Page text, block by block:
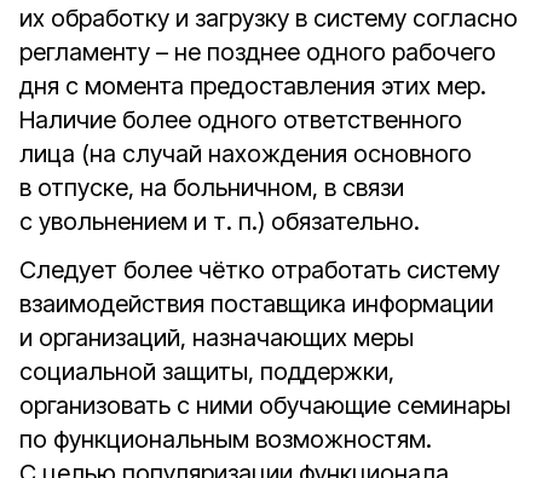
их обработку и загрузку в систему согласно
регламенту – не позднее одного рабочего
дня с момента предоставления этих мер.
Наличие более одного ответственного
лица (на случай нахождения основного
в отпуске, на больничном, в связи
с увольнением и т. п.) обязательно.
Следует более чётко отработать систему
взаимодействия поставщика информации
и организаций, назначающих меры
социальной защиты, поддержки,
организовать с ними обучающие семинары
по функциональным возможностям.